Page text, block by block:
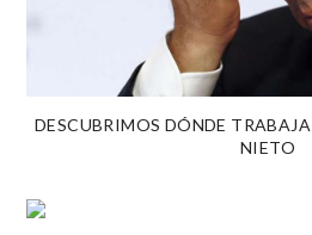
DESCUBRIMOS DÓNDE
NIETO